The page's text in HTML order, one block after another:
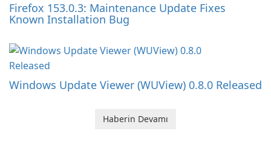
Firefox 153.0.3: Maintenance Update Fixes
Known Installation Bug
Windows Update Viewer (WUView) 0.8.0 Released
Haberin Devamı